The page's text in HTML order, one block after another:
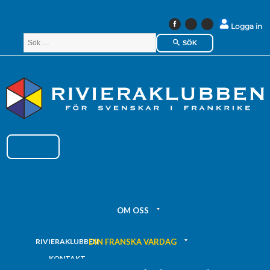
Logga in
Facebook
Instagram
Linkedin
SÖK
OM OSS
RIVIERAKLUBBEN
KONTAKT
DIN FRANSKA VARDAG